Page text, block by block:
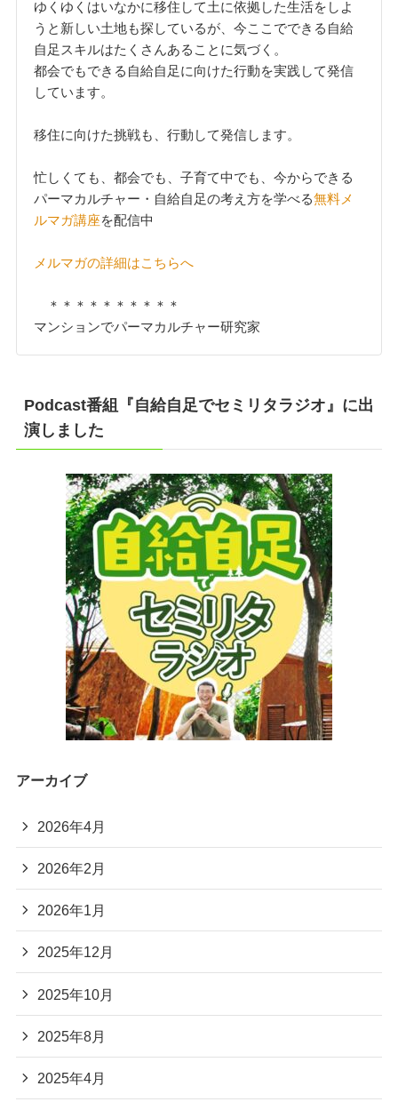
ゆくゆくはいなかに移住して土に依拠した生活をしよ
うと新しい土地も探しているが、今ここでできる自給
自足スキルはたくさんあることに気づく。
都会でもできる自給自足に向けた行動を実践して発信
しています。
移住に向けた挑戦も、行動して発信します。
忙しくても、都会でも、子育て中でも、今からできる
パーマカルチャー・自給自足の考え方を学べる無料メ
ルマガ講座を配信中
メルマガの詳細はこちらへ
＊＊＊＊＊＊＊＊＊＊
マンションでパーマカルチャー研究家
Podcast番組『自給自足でセミリタラジオ』に出
演しました
アーカイブ
2026年4月
2026年2月
2026年1月
2025年12月
2025年10月
2025年8月
2025年4月